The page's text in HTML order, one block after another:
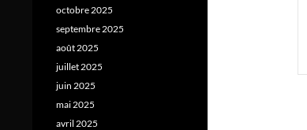
octobre 2025
septembre 2025
août 2025
juillet 2025
juin 2025
mai 2025
avril 2025